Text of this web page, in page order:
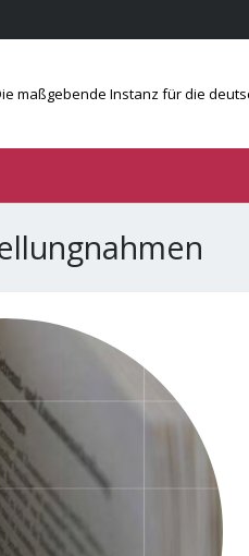
maßgebende Instanz für die